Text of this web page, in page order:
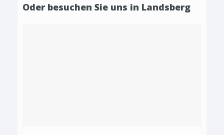
Oder besuchen Sie uns in Landsberg